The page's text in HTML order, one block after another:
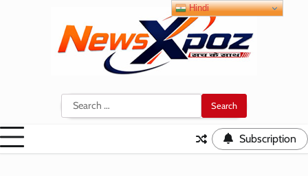
Search
for:
Subscription
Hindi